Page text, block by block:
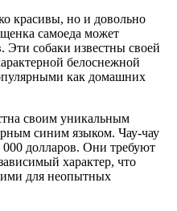
красивы, но и довольно
самоеда может
Эти собаки известны своей
белоснежной
как домашних
своим уникальным
синим языком. Чау-чау
000 долларов. Они требуют
характер, что
для неопытных